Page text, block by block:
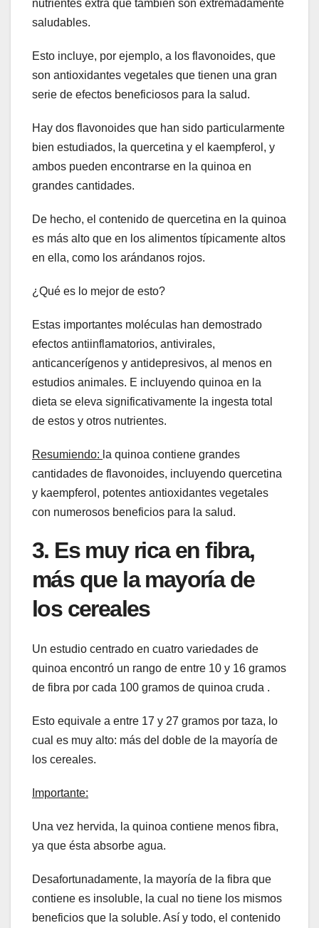
nutrientes extra que también son extremadamente
saludables.
Esto incluye, por ejemplo, a los flavonoides, que
son antioxidantes vegetales que tienen una gran
serie de efectos beneficiosos para la salud.
Hay dos flavonoides que han sido particularmente
bien estudiados, la quercetina y el kaempferol, y
ambos pueden encontrarse en la quinoa en
grandes cantidades.
De hecho, el contenido de quercetina en la quinoa
es más alto que en los alimentos típicamente altos
en ella, como los arándanos rojos.
¿Qué es lo mejor de esto?
Estas importantes moléculas han demostrado
efectos antiinflamatorios, antivirales,
anticancerígenos y antidepresivos, al menos en
estudios animales. E incluyendo quinoa en la
dieta se eleva significativamente la ingesta total
de estos y otros nutrientes.
Resumiendo: la quinoa contiene grandes
cantidades de flavonoides, incluyendo quercetina
y kaempferol, potentes antioxidantes vegetales
con numerosos beneficios para la salud.
3. Es muy rica en fibra,
más que la mayoría de
los cereales
Un estudio centrado en cuatro variedades de
quinoa encontró un rango de entre 10 y 16 gramos
de fibra por cada 100 gramos de quinoa cruda .
Esto equivale a entre 17 y 27 gramos por taza, lo
cual es muy alto: más del doble de la mayoría de
los cereales.
Importante:
Una vez hervida, la quinoa contiene menos fibra,
ya que ésta absorbe agua.
Desafortunadamente, la mayoría de la fibra que
contiene es insoluble, la cual no tiene los mismos
beneficios que la soluble. Así y todo, el contenido